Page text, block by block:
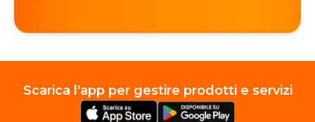
Scarica l'app per gestire prodotti e servizi